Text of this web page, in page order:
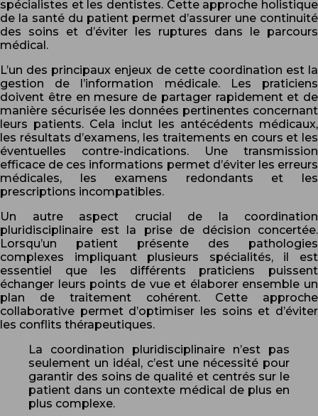
spécialistes et les dentistes. Cette approche holistique
de la santé du patient permet d’assurer une continuité
des soins et d’éviter les ruptures dans le parcours
médical.
L’un des principaux enjeux de cette coordination est la
gestion de l’information médicale. Les praticiens
doivent être en mesure de partager rapidement et de
manière sécurisée les données pertinentes concernant
leurs patients. Cela inclut les antécédents médicaux,
les résultats d’examens, les traitements en cours et les
éventuelles contre-indications. Une transmission
efficace de ces informations permet d’éviter les erreurs
médicales, les examens redondants et les
prescriptions incompatibles.
Un autre aspect crucial de la coordination
pluridisciplinaire est la prise de décision concertée.
Lorsqu’un patient présente des pathologies
complexes impliquant plusieurs spécialités, il est
essentiel que les différents praticiens puissent
échanger leurs points de vue et élaborer ensemble un
plan de traitement cohérent. Cette approche
collaborative permet d’optimiser les soins et d’éviter
les conflits thérapeutiques.
La coordination pluridisciplinaire n’est pas
seulement un idéal, c’est une nécessité pour
garantir des soins de qualité et centrés sur le
patient dans un contexte médical de plus en
plus complexe.